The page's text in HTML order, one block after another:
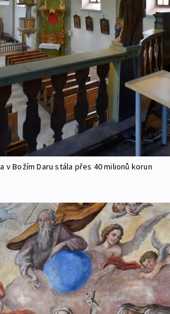
Božím Daru stála přes 40 milionů korun